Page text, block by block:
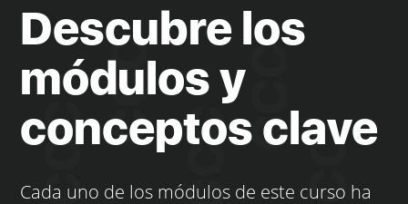
Descubre los
módulos y
conceptos clave
Cada uno de los módulos de este curso ha